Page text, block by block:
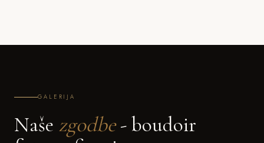
GALERIJA
Naše zgodbe- boudoir